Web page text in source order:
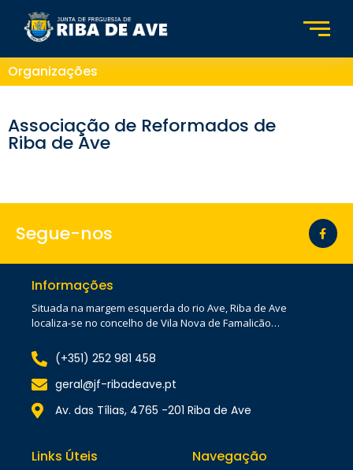
Organizações
Associação de Reformados de
Riba de Ave
Segue-nos
Informações
Situada na margem esquerda do rio Ave, Riba de Ave
localiza-se no concelho de Vila Nova de Famalicão…
(+351) 252 981 458
geral@jf-ribadeave.pt
Av. das Tílias, 4765 -201 Riba de Ave
Links Úteis Navegação